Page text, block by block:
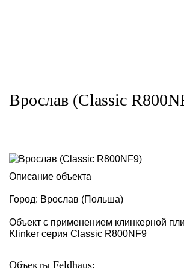
Врослав (Classic
Описание объекта
Город: Врослав (Польша)
Объект с применением клинкерной
Klinker серия Classic R800NF9
Объекты Feldhaus: